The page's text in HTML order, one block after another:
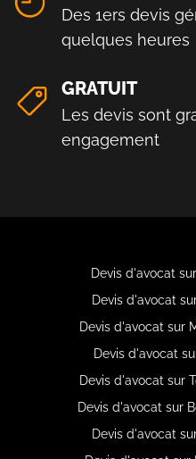
Des 1ers devis
quelques heures
GRATUIT
Les devis sont
engagement
Devis d'avocat
Devis d'avocat
Devis d'avocat sur
Devis d'avocat
Devis d'avocat sur
Devis d'avocat sur
Devis d'avocat